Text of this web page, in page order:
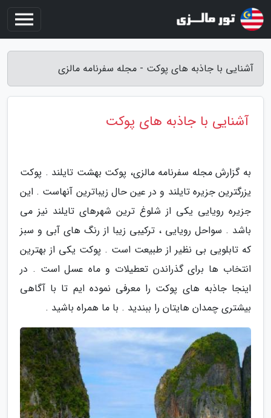
آشنایی با جاذبه های پوکت - مجله سفرنامه مالزی
آشنایی با جاذبه های پوکت
به گزارش مجله سفرنامه مالزی، پوکت بهشت تایلند . پوکت
یزرگترین جزیره تایلند و در عین حال زیباترین آنهاست . این
جزیره رویایی یکی از شلوغ ترین شهرهای تایلند نیز می
باشد . سواحل رویایی ، ترکیبی زیبا از رنگ های آبی و سبز
که تابلویی بی نظیر از طبیعت است . پوکت یکی از بهترین
انتخاب ها برای گذراندن تعطیلات و ماه عسل است . در
اینجا جاذبه های پوکت را معرفی نموده ایم تا با آگاهی
بیشتری چمدان هایتان را ببندید . با ما همراه باشید .